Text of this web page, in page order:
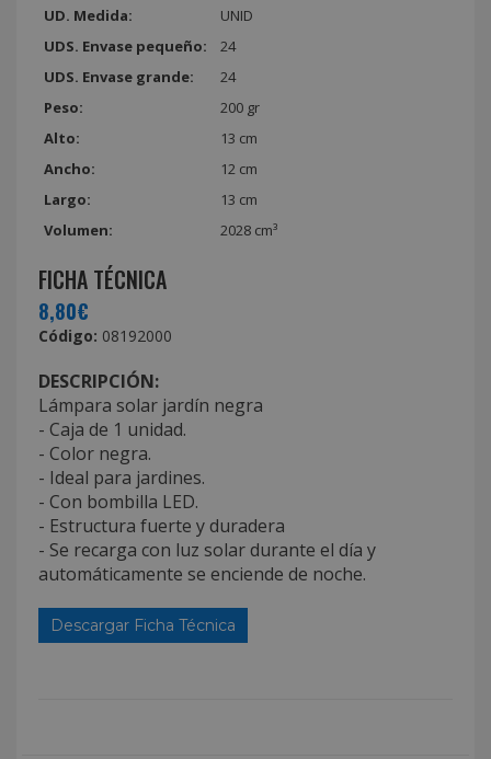
UD. Medida:
UNID
UDS. Envase pequeño:
24
UDS. Envase grande:
24
Peso:
200 gr
Alto:
13 cm
Ancho:
12 cm
Largo:
13 cm
Volumen:
2028 cm³
FICHA TÉCNICA
8,80€
Código: 08192000
DESCRIPCIÓN:
Lámpara solar jardín negra
- Caja de 1 unidad.
- Color negra.
- Ideal para jardines.
- Con bombilla LED.
- Estructura fuerte y duradera
- Se recarga con luz solar durante el día y
automáticamente se enciende de noche.
Descargar Ficha Técnica